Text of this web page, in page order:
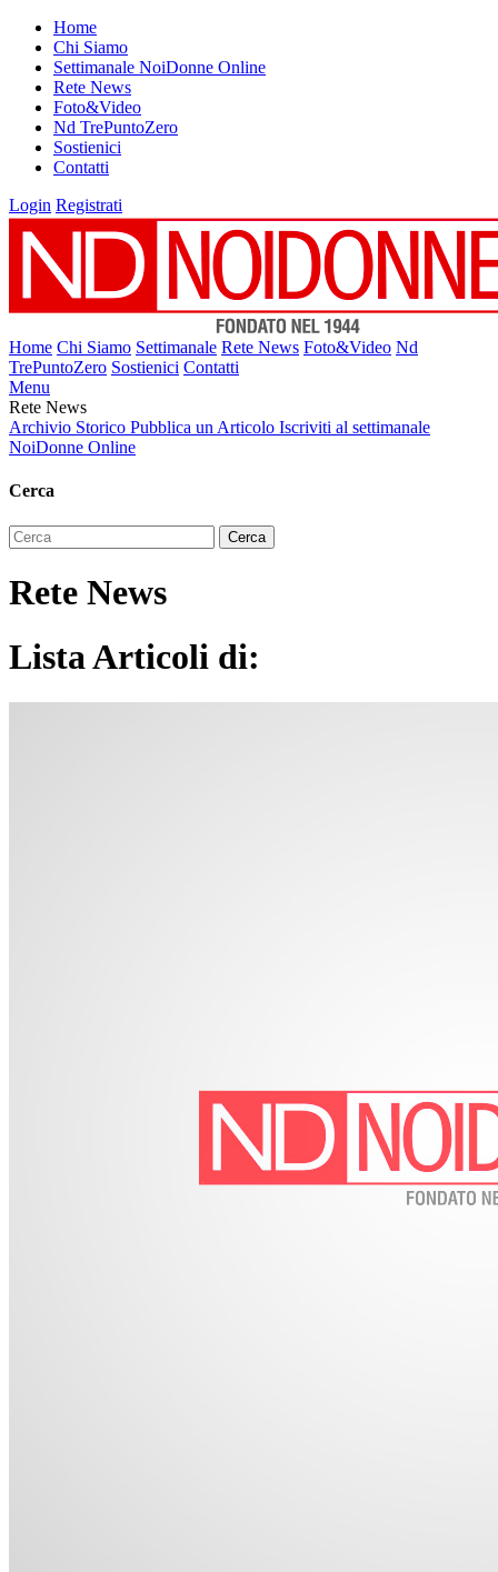
Home
Chi Siamo
Settimanale NoiDonne Online
Rete News
Foto&Video
Nd TrePuntoZero
Sostienici
Contatti
Login Registrati
Home Chi Siamo Settimanale Rete News Foto&Video Nd
TrePuntoZero Sostienici Contatti
Menu
Rete News
Archivio Storico Pubblica un Articolo Iscriviti al settimanale
NoiDonne Online
Cerca
Rete News
Lista Articoli di: